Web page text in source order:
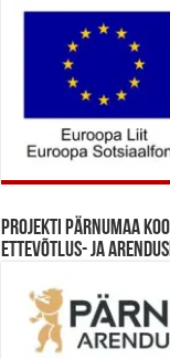
Projekti Pärnumaa
Ettevõtlus- ja